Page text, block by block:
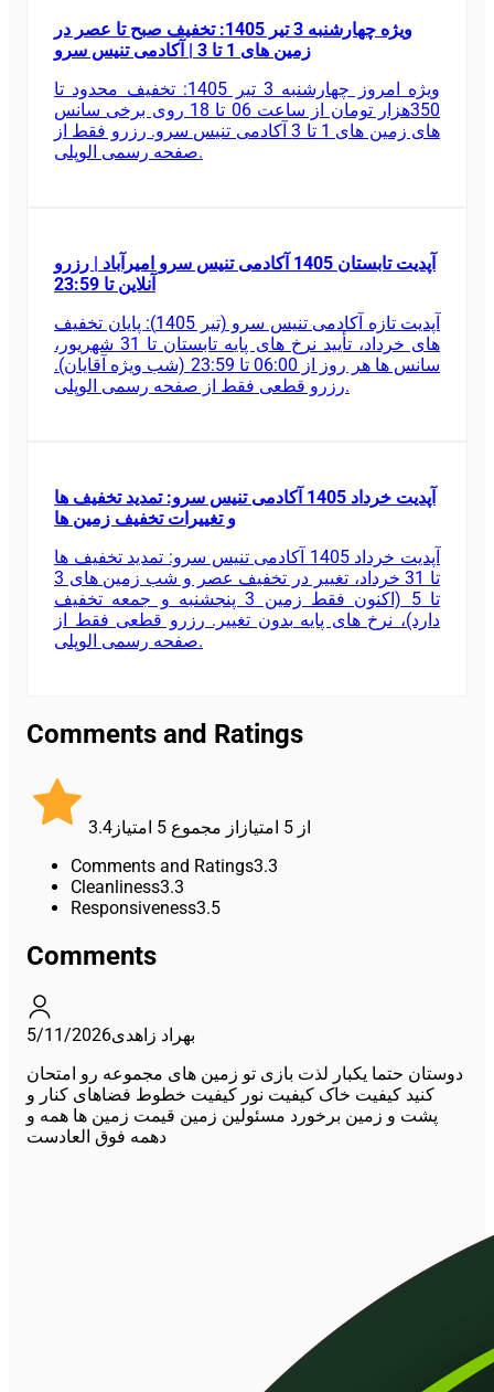
ویژه چهارشنبه 3 تیر 1405: تخفیف صبح تا عصر در
زمین های 1 تا 3 | آکادمی تنیس سرو
ویژه امروز چهارشنبه 3 تیر 1405: تخفیف محدود تا
350هزار تومان از ساعت 06 تا 18 روی برخی سانس
های زمین های 1 تا 3 آکادمی تنیس سرو. رزرو فقط از
صفحه رسمی الوپلی.
آپدیت تابستان 1405 آکادمی تنیس سرو امیرآباد | رزرو
آنلاین تا 23:59
آپدیت تازه آکادمی تنیس سرو (تیر 1405): پایان تخفیف
های خرداد، تأیید نرخ های پایه تابستان تا 31 شهریور،
سانس ها هر روز از 06:00 تا 23:59 (شب ویژه آقایان).
رزرو قطعی فقط از صفحه رسمی الوپلی.
آپدیت خرداد 1405 آکادمی تنیس سرو: تمدید تخفیف ها
و تغییرات تخفیف زمین ها
آپدیت خرداد 1405 آکادمی تنیس سرو: تمدید تخفیف ها
تا 31 خرداد، تغییر در تخفیف عصر و شب زمین های 3
تا 5 (اکنون فقط زمین 3 پنجشنبه و جمعه تخفیف
دارد)، نرخ های پایه بدون تغییر. رزرو قطعی فقط از
صفحه رسمی الوپلی.
Comments and Ratings
3.4 از 5 امتیاز از مجموع 5 امتیاز
Comments and Ratings3.3
Cleanliness3.3
Responsiveness3.5
Comments
بهراد زاهدی5/11/2026
دوستان حتما یکبار لذت بازى تو زمین های مجموعه رو امتحان
کنید کیفیت خاک کیفیت نور کیفیت خطوط فضاهاى کنار و
پشت و زمین برخورد مسئولین زمین قیمت زمین ها همه و
دهمه فوق العادست